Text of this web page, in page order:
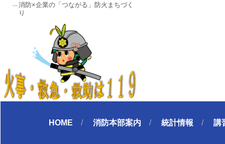
消防×企業の「つながる」防火まちづく
り
HOME 消防本部案内 統計情報 講